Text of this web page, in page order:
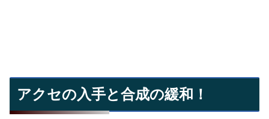
アクセの入手と合成の緩和！